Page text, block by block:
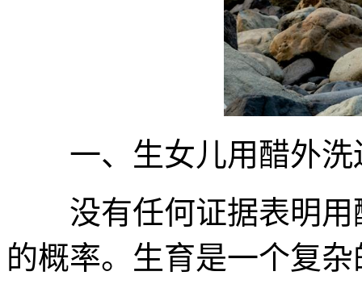
一、生女儿用醋外洗
没有任何证据表明用
的概率。生育是一个复